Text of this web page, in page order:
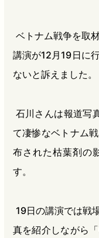
ベトナム戦争を取
講演が12月19日に
ないと訴えました。
石川さんは報道写
て凄惨なベトナム
布された枯葉剤の
す。
19日の講演では戦
真を紹介しながら